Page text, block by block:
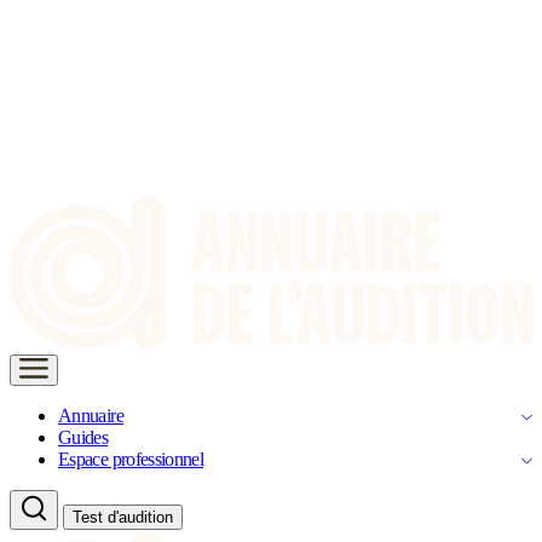
Annuaire
Guides
Espace professionnel
Test d'audition